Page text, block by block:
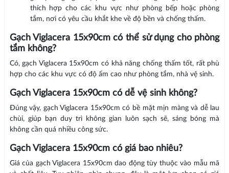
thích hợp cho các khu vực như phòng bếp hoặc phòng
tắm, nơi có yêu cầu khắt khe về độ bền và chống thấm.
Gạch Viglacera 15x90cm có thể sử dụng cho phòng
tắm không?
Có, gạch Viglacera 15x90cm có khả năng chống thấm tốt, rất phù
hợp cho các khu vực có độ ẩm cao như phòng tắm, nhà vệ sinh.
Gạch Viglacera 15x90cm có dễ vệ sinh không?
Đúng vậy, gạch Viglacera 15x90cm có bề mặt mịn màng và dễ lau
chùi, giúp bạn duy trì không gian luôn sạch sẽ, sáng bóng mà
không cần quá nhiều công sức.
Gạch Viglacera 15x90cm có giá bao nhiêu?
Giá của gạch Viglacera 15x90cm dao động tùy thuộc vào mẫu mã